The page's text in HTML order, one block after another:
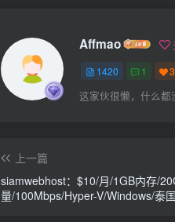
Affmao
1420 1 3
这家伙很懒，什么都
上一篇
siamwebhost：$10/月/1GB内存/
量/100Mbps/Hyper-V/Windows/泰国